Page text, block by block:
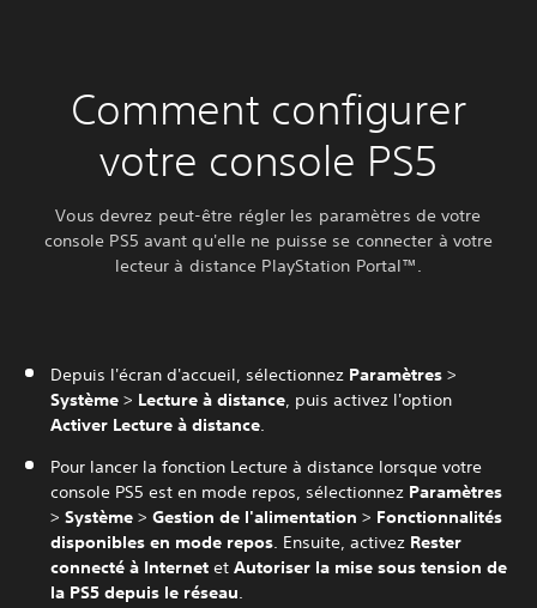
Comment configurer
votre console PS5
Vous devrez peut-être régler les paramètres de votre
console PS5 avant qu'elle ne puisse se connecter à votre
lecteur à distance PlayStation Portal™.
Depuis l'écran d'accueil, sélectionnez Paramètres >
Système > Lecture à distance, puis activez l'option
Activer Lecture à distance.
Pour lancer la fonction Lecture à distance lorsque votre
console PS5 est en mode repos, sélectionnez Paramètres
> Système > Gestion de l'alimentation > Fonctionnalités
disponibles en mode repos. Ensuite, activez Rester
connecté à Internet et Autoriser la mise sous tension de
la PS5 depuis le réseau.